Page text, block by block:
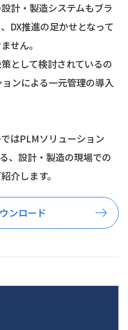
計・製造システムもブラ
DX推進の足かせとなって
せん。
として検討されているの
ンによる一元管理の導入
はPLMソリューション
、設計・製造の現場での
介します。
ンロード